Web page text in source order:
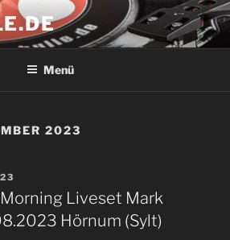
Menü
2023
Liveset Mark
Hörnum (Sylt)